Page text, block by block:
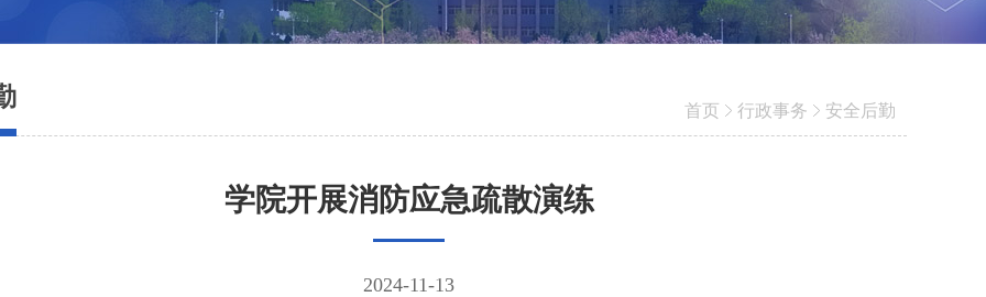
首页 行政事务 安全后勤
学院开展消防应急疏散演练
2024-11-13